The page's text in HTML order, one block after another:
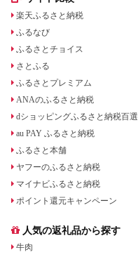
楽天ふるさと納税
ふるなび
ふるさとチョイス
さとふる
ふるさとプレミアム
ANAのふるさと納税
dショッピングふるさと納税百選
au PAY ふるさと納税
ふるさと本舗
ヤフーのふるさと納税
マイナビふるさと納税
ポイント還元キャンペーン
人気の返礼品から探す
牛肉